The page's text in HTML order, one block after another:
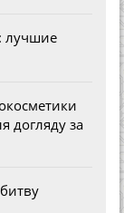
лучшие
догляду за